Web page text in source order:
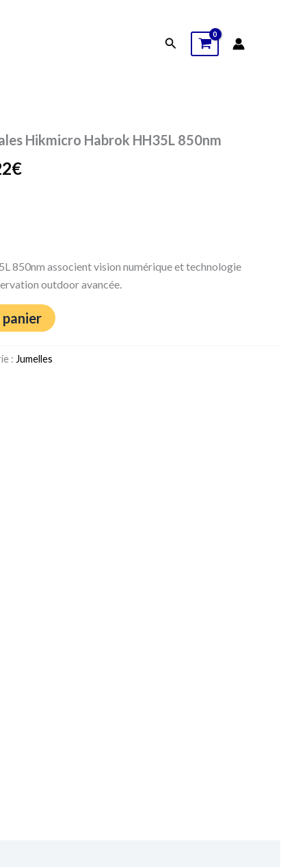
Rechercher
Hikmicro Habrok HH35L 850nm
€
prix
actuel
850nm associent vision numérique et technologie
outdoor avancée.
: Jumelles